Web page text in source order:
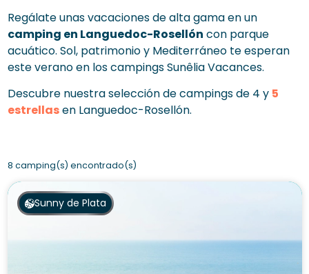
Regálate unas vacaciones de alta gama en un
camping en Languedoc-Rosellón con parque
acuático. Sol, patrimonio y Mediterráneo te esperan
este verano en los campings Sunêlia Vacances.
Descubre nuestra selección de campings de 4 y 5
estrellasen Languedoc-Rosellón.
8 camping(s) encontrado(s)
Sunny de Plata